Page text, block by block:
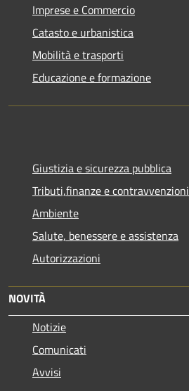
Imprese e Commercio
Catasto e urbanistica
Mobilità e trasporti
Educazione e formazione
Giustizia e sicurezza pubblica
Tributi,finanze e contravvenzioni
Ambiente
Salute, benessere e assistenza
Autorizzazioni
NOVITÀ
Notizie
Comunicati
Avvisi